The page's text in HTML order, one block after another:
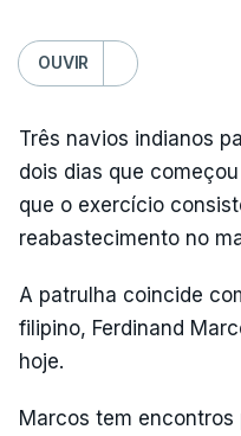
OUVIR
Três navios indianos
dois dias que
que o exercício
reabastecimento no
A patrulha coincide
filipino, Ferdinand
hoje.
Marcos tem